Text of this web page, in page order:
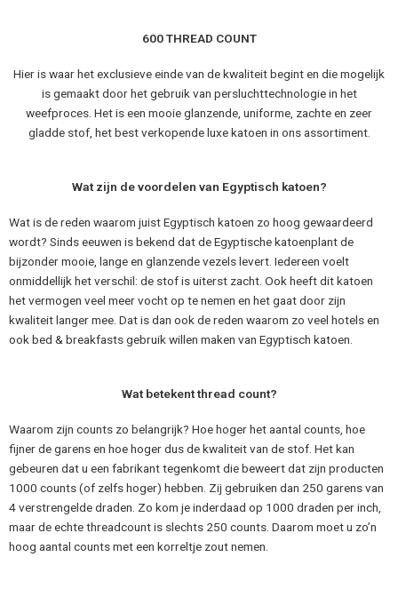
600 THREAD COUNT​
Hier is waar het exclusieve einde van de kwaliteit begint en die mogelijk
is gemaakt door het gebruik van persluchttechnologie in het
weefproces. Het is een mooie glanzende, uniforme, zachte en zeer
gladde stof, het best verkopende luxe katoen in ons assortiment.
Wat zijn de voordelen van Egyptisch katoen?
Wat is de reden waarom juist Egyptisch katoen zo hoog gewaardeerd
wordt? Sinds eeuwen is bekend dat de Egyptische katoenplant de
bijzonder mooie, lange en glanzende vezels levert. Iedereen voelt
onmiddellijk het verschil: de stof is uiterst zacht. Ook heeft dit katoen
het vermogen veel meer vocht op te nemen en het gaat door zijn
kwaliteit langer mee. Dat is dan ook de reden waarom zo veel hotels en
ook bed & breakfasts gebruik willen maken van Egyptisch katoen.
Wat betekent thread count?
Waarom zijn counts zo belangrijk? Hoe hoger het aantal counts, hoe
fijner de garens en hoe hoger dus de kwaliteit van de stof. Het kan
gebeuren dat u een fabrikant tegenkomt die beweert dat zijn producten
1000 counts (of zelfs hoger) hebben. Zij gebruiken dan 250 garens van
4 verstrengelde draden. Zo kom je inderdaad op 1000 draden per inch,
maar de echte threadcount is slechts 250 counts. Daarom moet u zo’n
hoog aantal counts met een korreltje zout nemen.